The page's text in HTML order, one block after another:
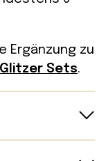
Ergänzung zu
Sets.